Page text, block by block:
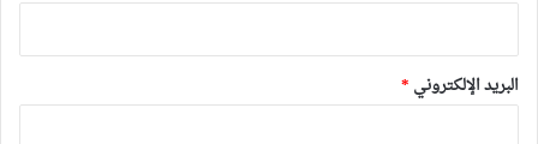
البريد الإلكتروني *